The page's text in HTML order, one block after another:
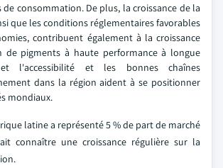
consommation. De plus, la croissance de la
que les conditions réglementaires favorables
contribuent également à la croissance
de pigments à haute performance à longue
et l'accessibilité et les bonnes chaînes
dans la région aident à se positionner
mondiaux.
latine a représenté 5 % de part de marché
connaître une croissance régulière sur la